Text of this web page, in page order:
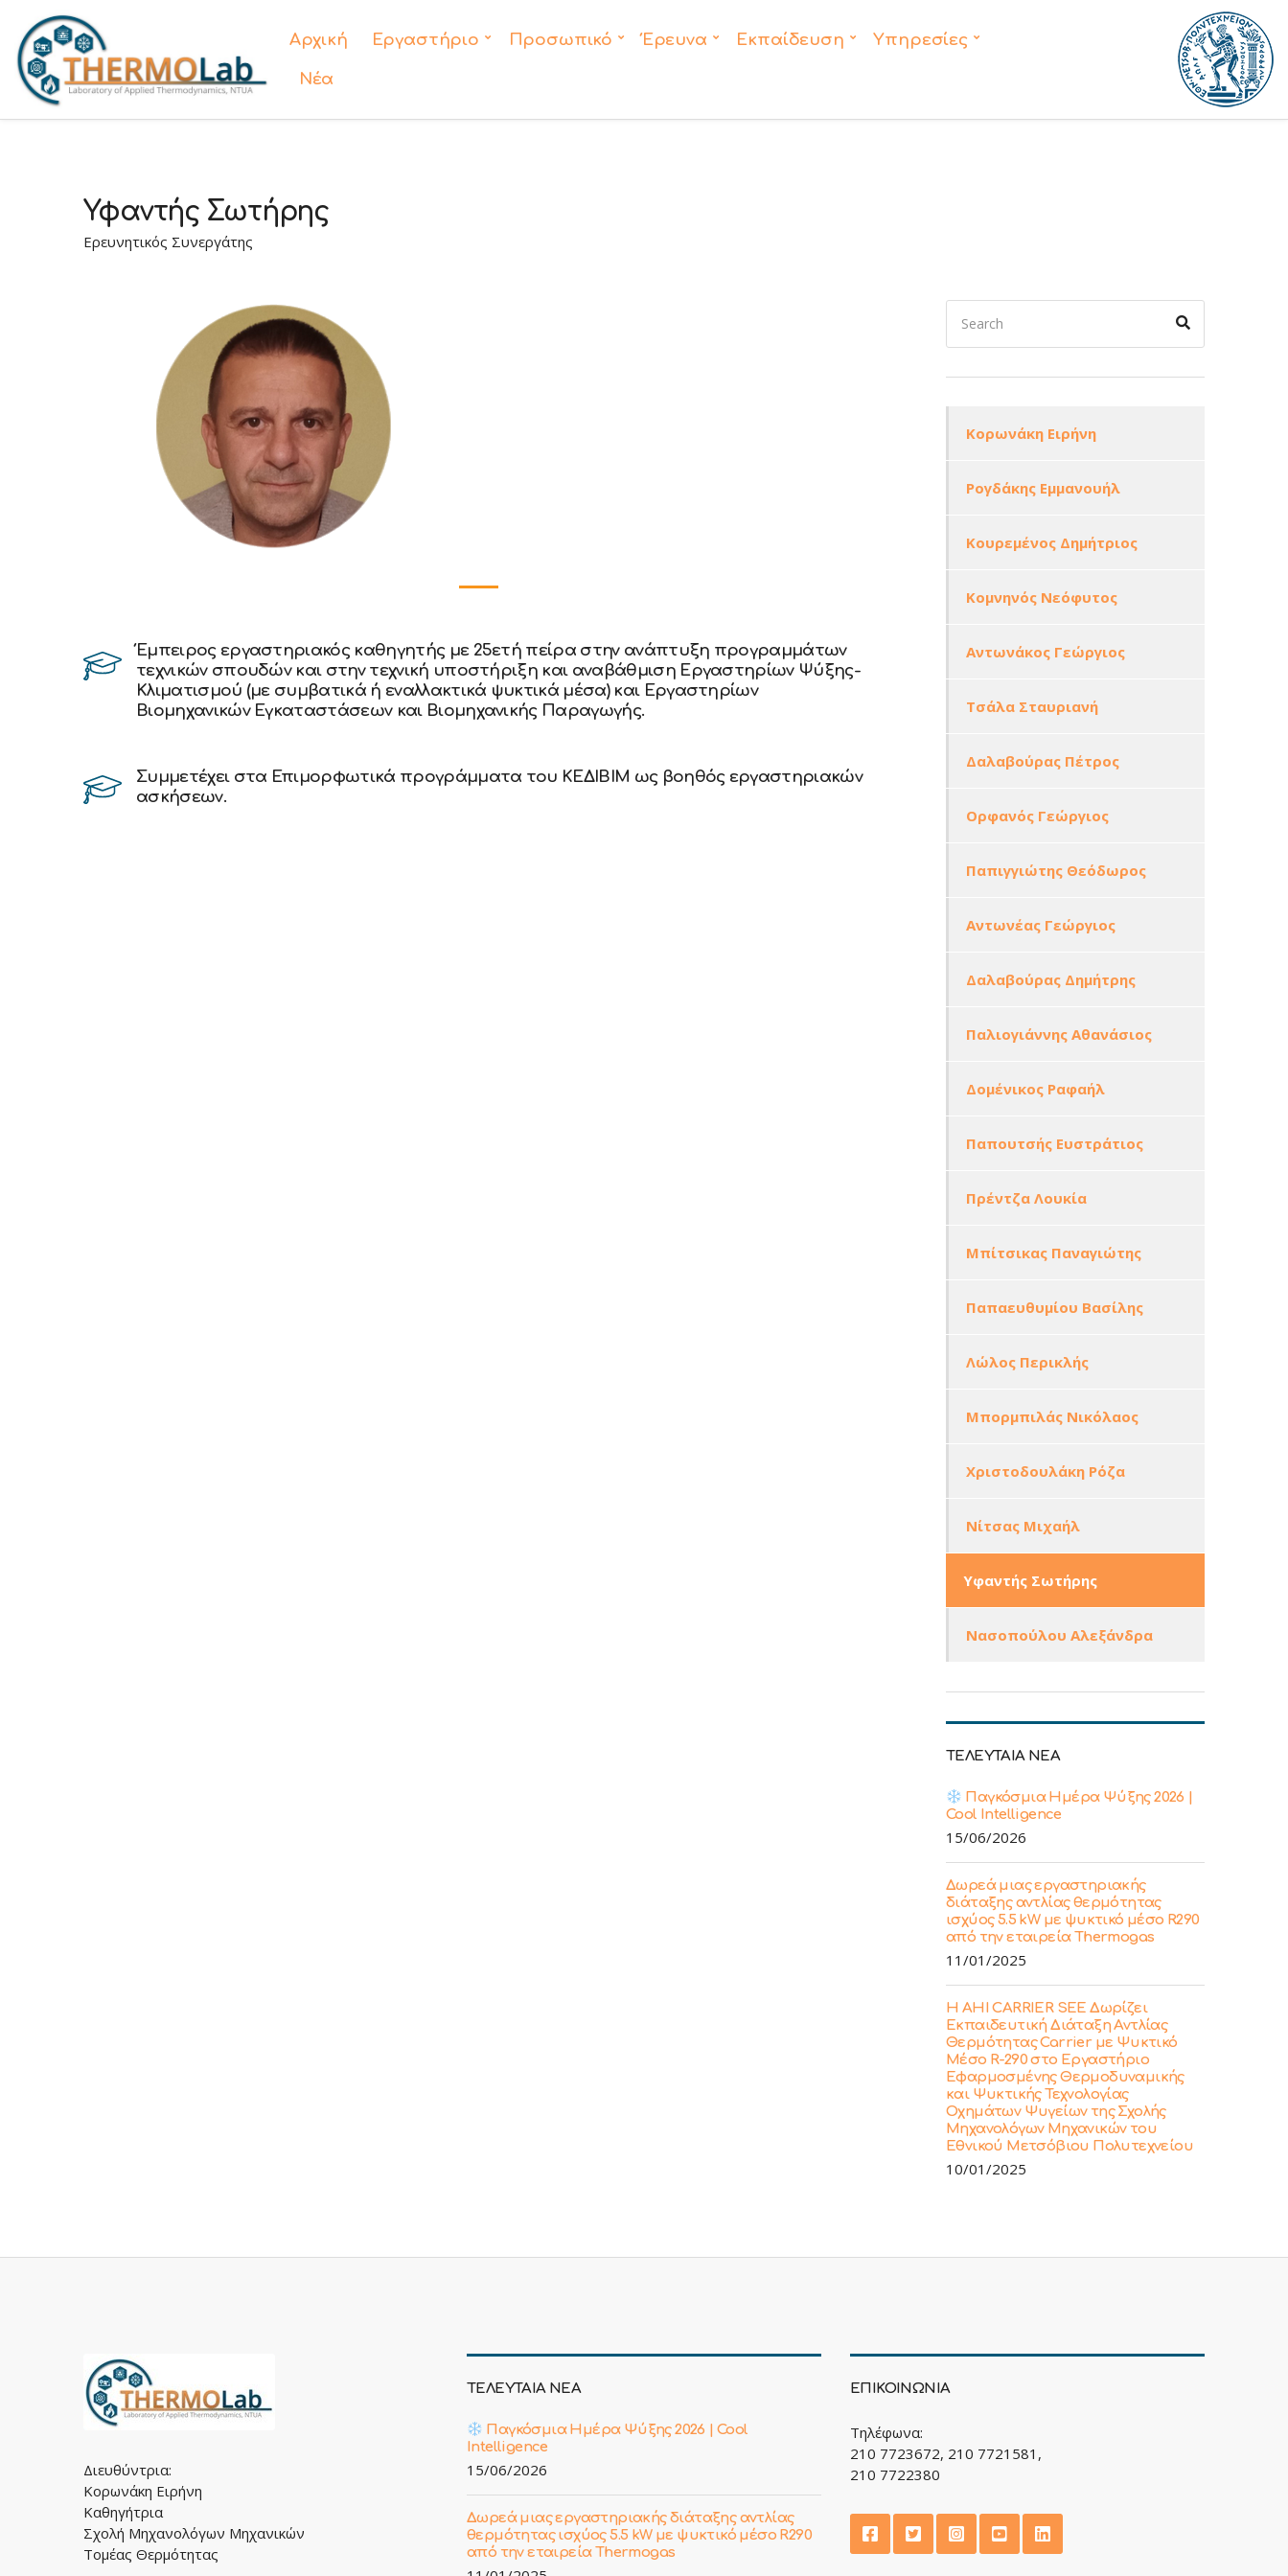
Αρχική Εργαστήριο Προσωπικό Έρευνα Εκπαίδευση Υπηρεσίες
Νέα
Υφαντής Σωτήρης
Ερευνητικός Συνεργάτης
Έμπειρος εργαστηριακός καθηγητής με 25ετή πείρα στην ανάπτυξη προγραμμάτων
τεχνικών σπουδών και στην τεχνική υποστήριξη και αναβάθμιση Εργαστηρίων Ψύξης-
Κλιματισμού (με συμβατικά ή εναλλακτικά ψυκτικά μέσα) και Εργαστηρίων
Βιομηχανικών Εγκαταστάσεων και Βιομηχανικής Παραγωγής.
Συμμετέχει στα Επιμορφωτικά προγράμματα του ΚΕΔΙΒΙΜ ως βοηθός εργαστηριακών
ασκήσεων.
Search
for:
Κορωνάκη Ειρήνη
Ρογδάκης Εμμανουήλ
Κουρεμένος Δημήτριος
Κομνηνός Νεόφυτος
Αντωνάκος Γεώργιος
Τσάλα Σταυριανή
Δαλαβούρας Πέτρος
Ορφανός Γεώργιος
Παπιγγιώτης Θεόδωρος
Αντωνέας Γεώργιος
Δαλαβούρας Δημήτρης
Παλιογιάννης Αθανάσιος
Δομένικος Ραφαήλ
Παπουτσής Ευστράτιος
Πρέντζα Λουκία
Μπίτσικας Παναγιώτης
Παπαευθυμίου Βασίλης
Λώλος Περικλής
Μπορμπιλάς Νικόλαος
Χριστοδουλάκη Ρόζα
Νίτσας Μιχαήλ
Υφαντής Σωτήρης
Νασοπούλου Αλεξάνδρα
ΤΕΛΕΥΤΑΙΑ ΝΕΑ
Παγκόσμια Ημέρα Ψύξης 2026 |
Cool Intelligence
15/06/2026
Δωρεά μιας εργαστηριακής
διάταξης αντλίας θερμότητας
ισχύος 5.5 kW με ψυκτικό μέσο R290
από την εταιρεία Thermogas
11/01/2025
Η ΑΗΙ CARRIER SEE Δωρίζει
Εκπαιδευτική Διάταξη Αντλίας
Θερμότητας Carrier με Ψυκτικό
Μέσο R-290 στο Εργαστήριο
Εφαρμοσμένης Θερμοδυναμικής
και Ψυκτικής Τεχνολογίας
Οχημάτων Ψυγείων της Σχολής
Μηχανολόγων Μηχανικών του
Εθνικού Μετσόβιου Πολυτεχνείου
10/01/2025
Διευθύντρια:
Κορωνάκη Ειρήνη
Καθηγήτρια
Σχολή Μηχανολόγων Μηχανικών
Τομέας Θερμότητας
ΤΕΛΕΥΤΑΙΑ ΝΕΑ
Παγκόσμια Ημέρα Ψύξης 2026 | Cool
Intelligence
15/06/2026
Δωρεά μιας εργαστηριακής διάταξης αντλίας
θερμότητας ισχύος 5.5 kW με ψυκτικό μέσο R290
από την εταιρεία Thermogas
ΕΠΙΚΟΙΝΩΝΙΑ
Τηλέφωνα:
210 7723672, 210 7721581,
210 7722380